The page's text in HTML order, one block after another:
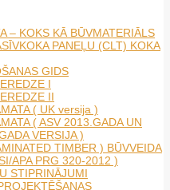
– KOKS KĀ BŪVMATERIĀLS
PANEĻU (CLT) KOKA
GIDS
I
II
( UK versija )
( ASV 2013.GADA UN
VERSIJA )
TIMBER ) BŪVVEIDA
APA PRG 320-2012 )
STIPRINĀJUMI